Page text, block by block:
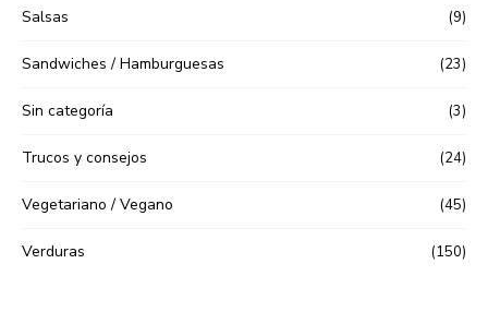
Salsas (9)
Sandwiches / Hamburguesas (23)
Sin categoría (3)
Trucos y consejos (24)
Vegetariano / Vegano (45)
Verduras (150)